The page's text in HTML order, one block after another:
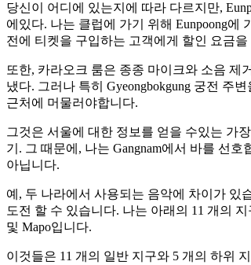
당신이 어디에 있는지에 따라 다르지만,
에있다. 나는 클럽에 가기 위해 Eunpoong에
전에 티켓을 구입하는 고객에게 할인 요금을
또한, 카라오크 룸은 종종 마이크와 소음 제
냈다. 그러나 특히 Gyeongbokgung 궁전 주
근처에 머물러야합니다.
그것은 서울에 대한 정보를 얻을 수있는 가
기. 그 때문에, 나는 Gangnam에서 바를 선
아닙니다.
예, 두 나라에서 사용되는 음악에 차이가 있
도전 할 수 있습니다. 나는 아래의 11 개의 지
및 Mapo입니다.
이것들은 11 개의 일반 지구와 5 개의 하위